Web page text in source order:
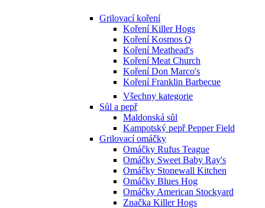
Grilovací koření
Koření Killer Hogs
Koření Kosmos Q
Koření Meathead's
Koření Meat Church
Koření Don Marco's
Koření Franklin Barbecue
Všechny kategorie
Sůl a pepř
Maldonská sůl
Kampotský pepř Pepper Field
Grilovací omáčky
Omáčky Rufus Teague
Omáčky Sweet Baby Ray's
Omáčky Stonewall Kitchen
Omáčky Blues Hog
Omáčky American Stockyard
Značka Killer Hogs